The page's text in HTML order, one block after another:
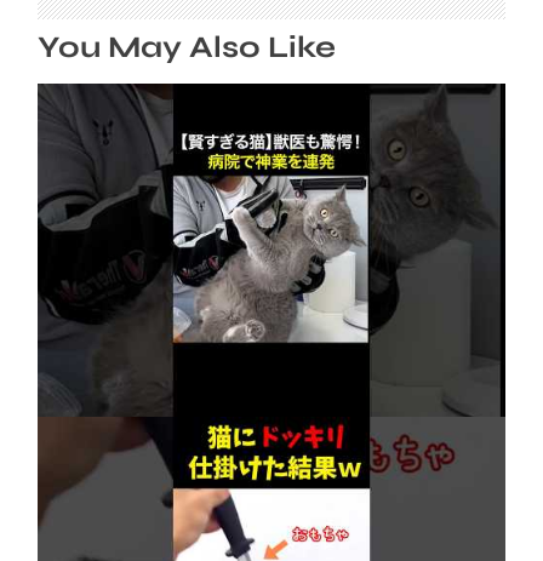
You May Also Like
【賢すぎる猫】獣医も驚愕！病院で神業を連発
2026年8月6日